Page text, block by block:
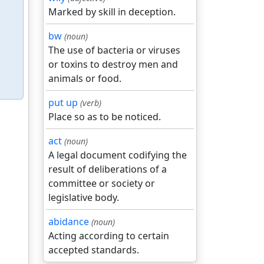
Marked by skill in deception.
bw (noun)
The use of bacteria or viruses
or toxins to destroy men and
animals or food.
put up (verb)
Place so as to be noticed.
act (noun)
A legal document codifying the
result of deliberations of a
committee or society or
legislative body.
abidance (noun)
Acting according to certain
accepted standards.